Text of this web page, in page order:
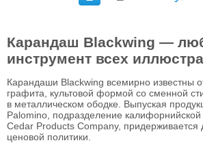
Карандаш Blackwing —
инструмент всех
Карандаши Blackwing всемирно известны
графита, культовой формой со сменной
в металлическом ободке. Выпуская
Palomino, подразделение
Cedar Products Company, придерживается
ценовой политики.